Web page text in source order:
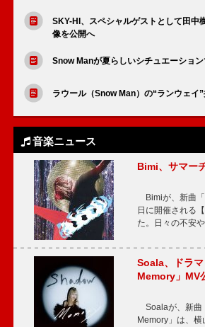
SKY-HI、スペシャルゲストとして田
像を公開へ
Snow Manが夏らしいシチュエーショ
ラウール（Snow Man）の“ランウェイ
音楽ニュース
Bimi、サマー
Bimiが、新曲
日に開催される
た。日々の不安
Soala、ドラ
Memory」MV
Soalaが、新曲
Memory」は、